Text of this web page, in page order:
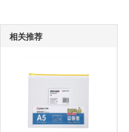
相关推荐